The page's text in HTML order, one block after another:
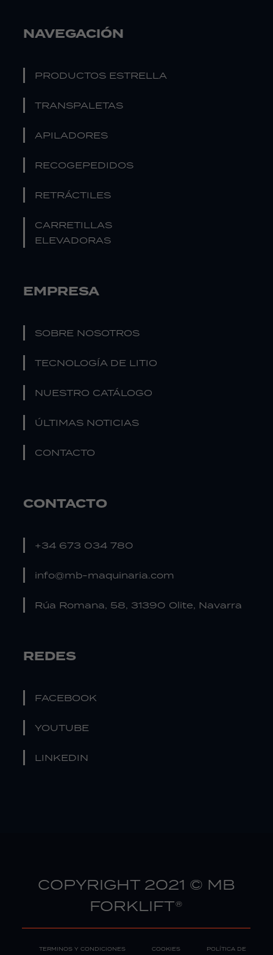
NAVEGACIÓN
PRODUCTOS ESTRELLA
TRANSPALETAS
APILADORES
RECOGEPEDIDOS
RETRÁCTILES
CARRETILLAS
ELEVADORAS
EMPRESA
SOBRE NOSOTROS
TECNOLOGÍA DE LITIO
NUESTRO CATÁLOGO
ÚLTIMAS NOTICIAS
CONTACTO
CONTACTO
+34 673 034 780
info@mb-maquinaria.com
Rúa Romana, 58, 31390 Olite, Navarra
REDES
FACEBOOK
YOUTUBE
LINKEDIN
COPYRIGHT 2021 © MB
FORKLIFT®
TERMINOS Y CONDICIONES COOKIES POLÍTICA DE